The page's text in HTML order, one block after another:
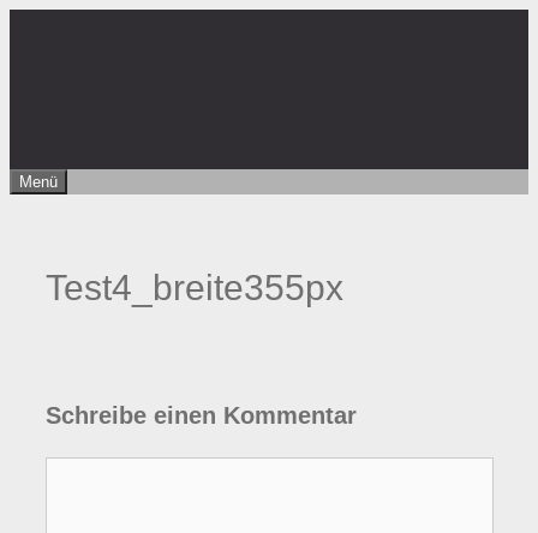
Menü
Test4_breite355px
Schreibe einen Kommentar